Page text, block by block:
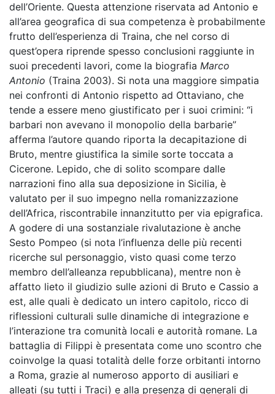
dell’Oriente. Questa attenzione riservata ad Antonio e
all’area geografica di sua competenza è probabilmente
frutto dell’esperienza di Traina, che nel corso di
quest’opera riprende spesso conclusioni raggiunte in
suoi precedenti lavori, come la biografia Marco
Antonio (Traina 2003). Si nota una maggiore simpatia
nei confronti di Antonio rispetto ad Ottaviano, che
tende a essere meno giustificato per i suoi crimini: “i
barbari non avevano il monopolio della barbarie”
afferma l’autore quando riporta la decapitazione di
Bruto, mentre giustifica la simile sorte toccata a
Cicerone. Lepido, che di solito scompare dalle
narrazioni fino alla sua deposizione in Sicilia, è
valutato per il suo impegno nella romanizzazione
dell’Africa, riscontrabile innanzitutto per via epigrafica.
A godere di una sostanziale rivalutazione è anche
Sesto Pompeo (si nota l’influenza delle più recenti
ricerche sul personaggio, visto quasi come terzo
membro dell’alleanza repubblicana), mentre non è
affatto lieto il giudizio sulle azioni di Bruto e Cassio a
est, alle quali è dedicato un intero capitolo, ricco di
riflessioni culturali sulle dinamiche di integrazione e
l’interazione tra comunità locali e autorità romane. La
battaglia di Filippi è presentata come uno scontro che
coinvolge la quasi totalità delle forze orbitanti intorno
a Roma, grazie al numeroso apporto di ausiliari e
alleati (su tutti i Traci) e alla presenza di generali di